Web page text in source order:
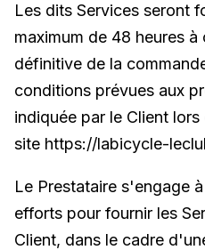
Les dits Services seront
maximum de 48 heures
définitive de la
conditions prévues aux
indiquée par le Client
site https://labicycle-
Le Prestataire s'engage
efforts pour fournir les
Client, dans le cadre